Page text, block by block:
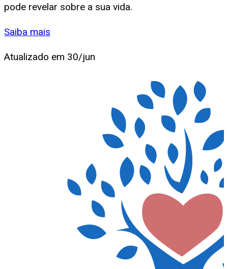
pode revelar sobre a sua vida.
Saiba mais
Atualizado em 30/jun